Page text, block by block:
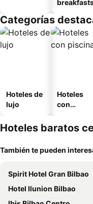
Categorías
Hoteles de
lujo
Hoteles
con
Hoteles baratos
También te pueden
Spirit Hotel Gran Bilbao
Hotel Ilunion Bilbao